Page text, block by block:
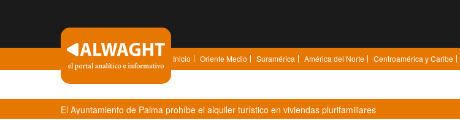
Inicio Oriente Medio Suramérica América del Norte Centroamérica y Caribe
El Ayuntamiento de Palma prohíbe el alquiler turístico en viviendas plurifamiliares